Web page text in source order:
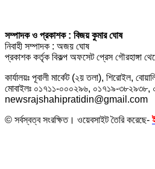
সম্পাদক ও প্রকাশক : বিজয় কুমার ঘোষ
নিবাহী সম্পাদক : অজয় ঘোষ
প্রকাশক কর্তৃক বিকল্প অফসেট প্রেস গৌরহাঙ্গা
কার্যালয়ঃ পূবালী মার্কেট (২য় তলা), শিরোইল,
মোবাইলঃ ০১৭১১-০০০২৯৬, ০১৭১৯-৩৮২৯৩৮,
newsrajshahipratidin@gmail.com
© সর্বস্বত্ব সংরক্ষিত। ওয়েবসাইট তৈরি করেছে-